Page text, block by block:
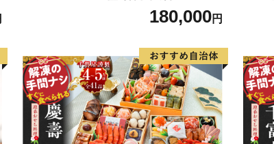
ス デザート スイーツ ミルク 牛乳
180,000円
プ
軽
大